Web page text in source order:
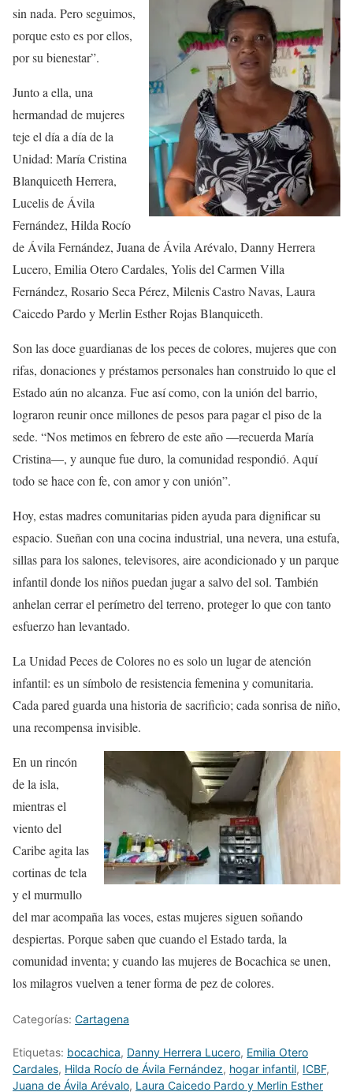
sin nada. Pero seguimos,
porque esto es por ellos,
por su bienestar”.
Junto a ella, una
hermandad de mujeres
teje el día a día de la
Unidad: María Cristina
Blanquiceth Herrera,
Lucelis de Ávila
Fernández, Hilda Rocío
de Ávila Fernández, Juana de Ávila Arévalo, Danny Herrera
Lucero, Emilia Otero Cardales, Yolis del Carmen Villa
Fernández, Rosario Seca Pérez, Milenis Castro Navas, Laura
Caicedo Pardo y Merlin Esther Rojas Blanquiceth.
Son lasdoce guardianas de los peces de colores, mujeres que con
rifas, donaciones y préstamos personales han construido lo que el
Estado aún no alcanza. Fue así como, con la unión del barrio,
lograron reunir once millones de pesos para pagar el pisode la
sede. “Nos metimos en febrero de este año —recuerda María
Cristina—, y aunque fue duro, la comunidad respondió. Aquí
todo se hace con fe, con amor y con unión”.
Hoy, estas madres comunitarias piden ayuda para dignificar su
espacio. Sueñan con una cocina industrial, una nevera, una estufa,
sillas para los salones, televisores, aire acondicionado y un parque
infantil donde los niños puedan jugar a salvo del sol. También
anhelan cerrar el perímetro del terreno, proteger lo que con tanto
esfuerzo han levantado.
La Unidad Peces de Colores no es solo un lugar de atención
infantil: es un símbolo de resistencia femenina y comunitaria.
Cada pared guarda una historia de sacrificio; cada sonrisa de niño,
una recompensa invisible.
En un rincón
de la isla,
mientras el
viento del
Caribe agita las
cortinas de tela
y el murmullo
del mar acompaña las voces, estas mujeres siguen soñando
despiertas. Porque saben que cuando el Estado tarda, la
comunidad inventa; y cuando las mujeres de Bocachica se unen,
los milagros vuelven a tener forma de pez de colores.
Categorías: Cartagena
Etiquetas: bocachica, Danny Herrera Lucero, Emilia Otero
Cardales, Hilda Rocío de Ávila Fernández, hogar infantil, ICBF,
Juana de Ávila Arévalo, Laura Caicedo Pardo y Merlin Esther